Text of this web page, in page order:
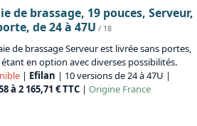
de brassage, 19 pouces, Serveur,
de 24 à 47U / 18
de brassage Serveur est livrée sans portes,
étant en option avec diverses possibilités.
| Efilan | 10 versions de 24 à 47U |
à 2 165,71 € TTC | Origine France